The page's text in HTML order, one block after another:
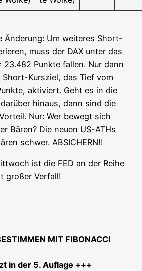
Ände­rung: Um wei­te­res Short-
muss der DAX unter das
23.482 Punk­te fal­len. Nur dann
Kurs­ziel, das Tief vom
akti­viert. Geht es in die
hin­aus, dann sind die
Nur: Wer bewegt sich
Bären? Die neu­en US-ATHs
schwer. ABSICHERN!!
ist die FED an der Rei­he
gro­ßer Verfall!
MIT FIBONACCI
in der 5. Auf­la­ge +++